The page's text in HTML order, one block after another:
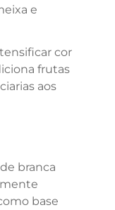
e
cor
frutas
aos
branca
base